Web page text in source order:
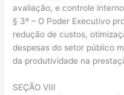
avaliação, e controle
§ 3º – O Poder Executivo
redução de custos,
despesas do setor público
da produtividade na
SEÇÃO VIII